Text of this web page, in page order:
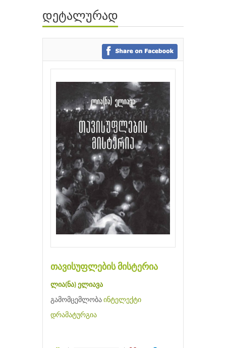
ავტორები
გამომცემლობები
დეტალურად
თავისუფლების მისტერია
ლია(ნა) ელიავა
გამომცემლობა ინტელექტი
დრამატურგია